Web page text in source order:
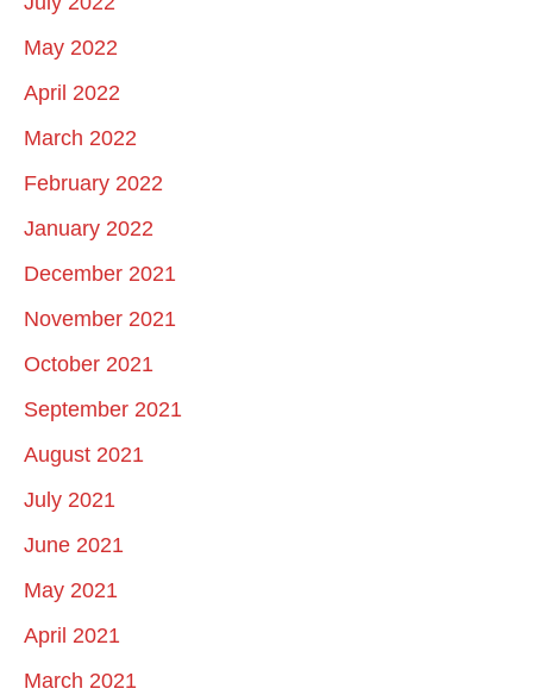
May 2022
April 2022
March 2022
February 2022
January 2022
December 2021
November 2021
October 2021
September 2021
August 2021
July 2021
June 2021
May 2021
April 2021
March 2021